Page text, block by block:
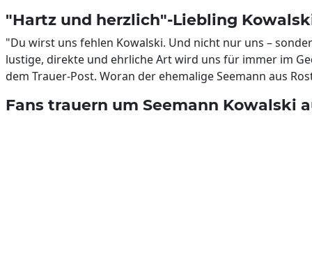
"Hartz und herzlich"-Liebling
"Du wirst uns fehlen Kowalski. Und nicht nur uns –
lustige, direkte und ehrliche Art wird uns für immer im
dem Trauer-Post. Woran der ehemalige Seemann aus
Fans trauern um Seemann Kowalski